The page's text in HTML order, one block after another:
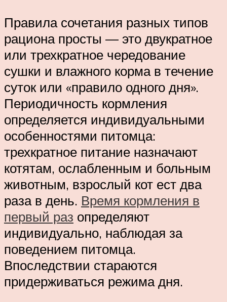
Правила сочетания разных типов
рациона просты — это двукратное
или трехкратное чередование
сушки и влажного корма в течение
суток или «правило одного дня».
Периодичность кормления
определяется индивидуальными
особенностями питомца:
трехкратное питание назначают
котятам, ослабленным и больным
животным, взрослый кот ест два
раза в день. Время кормления в
первый раз определяют
индивидуально, наблюдая за
поведением питомца.
Впоследствии стараются
придерживаться режима дня.